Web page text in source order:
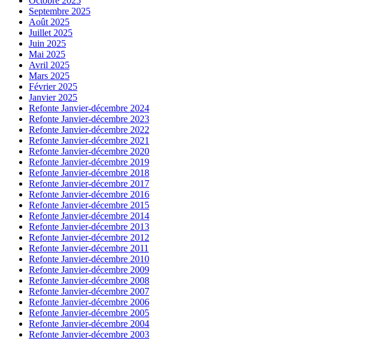
Septembre 2025
Août 2025
Juillet 2025
Juin 2025
Mai 2025
Avril 2025
Mars 2025
Février 2025
Janvier 2025
Refonte Janvier-décembre 2024
Refonte Janvier-décembre 2023
Refonte Janvier-décembre 2022
Refonte Janvier-décembre 2021
Refonte Janvier-décembre 2020
Refonte Janvier-décembre 2019
Refonte Janvier-décembre 2018
Refonte Janvier-décembre 2017
Refonte Janvier-décembre 2016
Refonte Janvier-décembre 2015
Refonte Janvier-décembre 2014
Refonte Janvier-décembre 2013
Refonte Janvier-décembre 2012
Refonte Janvier-décembre 2011
Refonte Janvier-décembre 2010
Refonte Janvier-décembre 2009
Refonte Janvier-décembre 2008
Refonte Janvier-décembre 2007
Refonte Janvier-décembre 2006
Refonte Janvier-décembre 2005
Refonte Janvier-décembre 2004
Refonte Janvier-décembre 2003